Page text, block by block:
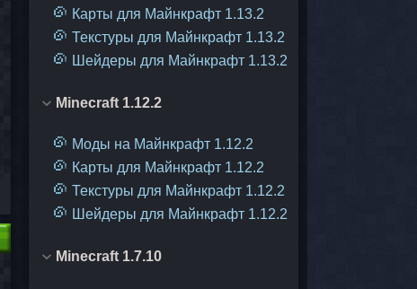
Карты для Майнкрафт 1.13.2
Текстуры для Майнкрафт 1.13.2
Шейдеры для Майнкрафт 1.13.2
Minecraft 1.12.2
Моды на Майнкрафт 1.12.2
Карты для Майнкрафт 1.12.2
Текстуры для Майнкрафт 1.12.2
Шейдеры для Майнкрафт 1.12.2
Minecraft 1.7.10